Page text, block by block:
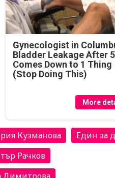
Gynecologist in
Bladder Leakage After
Comes Down to 1 Thing
(Stop Doing This)
More
Кузманова
Един за
Рачков